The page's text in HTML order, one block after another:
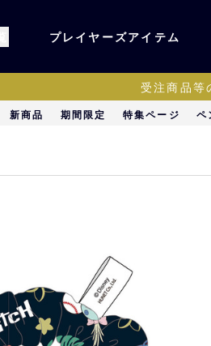
オーセンティック
アパレル
EC限定販売
プレイヤーズアイテム
受注商品等
新商品 期間限定 特集ページ ペ